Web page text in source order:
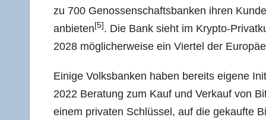
zu 700 Genos­sen­schafts­ban­ken ihren
anbie­ten [5] . Die Bank sieht im Kryp­to-
2028 mög­li­cher­wei­se ein Vier­tel der
Eini­ge Volks­ban­ken haben bereits eige­ne
2022 Bera­tung zum Kauf und Ver­kauf von
einem pri­va­ten Schlüs­sel, auf die gekauf­te